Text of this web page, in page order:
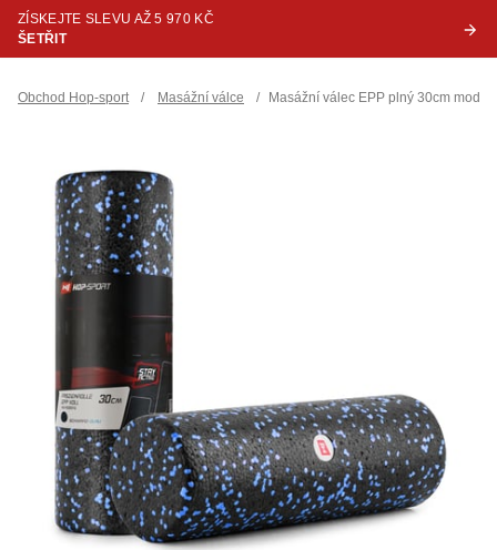
ZÍSKEJTE SLEVU AŽ 5 970 KČ
ŠETŘIT
Obchod Hop-sport / Masážní válce / Masážní válec EPP plný 30cm modrý